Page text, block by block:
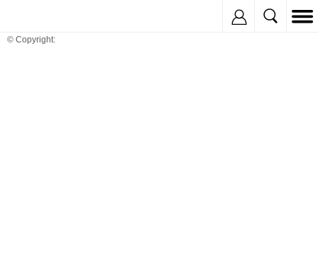
© Copyright: